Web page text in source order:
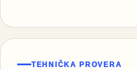
TEHNIČKA PROVERA